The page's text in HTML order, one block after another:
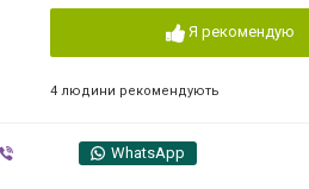
Я рекомендую
4 людини рекомендують
WhatsApp